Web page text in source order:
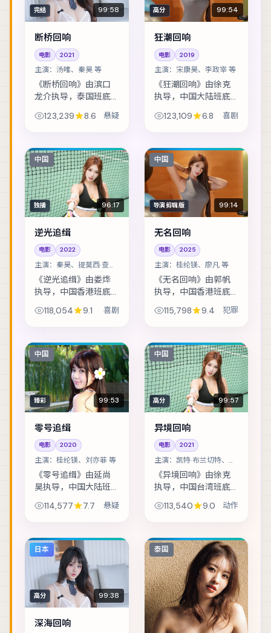
完结 99:58
断桥回响
电影 2021
主演： 汤唯、秦昊 等
《断桥回响》由滨口
龙介执导，泰国班底
疑。音乐节后台的失
包括汤唯、秦昊、赵
丽颖 等，表演层次...
123,239 8.6 悬疑
高分 99:54
狂潮回响
电影 2019
主演： 宋康昊、李政宰 等
《狂潮回响》由徐克
执导，中国大陆班底
剧。青梅竹马在成年
容。主演包括宋康
昊、李政宰、朱一龙
123,109 6.8 喜剧
中国
独播 96:17
逆光追缉
电影 2022
主演： 秦昊、提莫西·查拉
梅 等
《逆光追缉》由娄烨
执导，中国香港班底
制作，类型定位为喜
剧。太空站突发通讯
在补给耗尽前自救。
主演包括秦昊、提莫
西·查拉梅、李政宰...
118,054 9.1 喜剧
中国
导演剪辑版 99:14
无名回响
电影 2025
主演： 桂纶镁、廖凡 等
《无名回响》由郭帆
执导，中国香港班底
制作，类型定位为犯
罪。灾难预警被压下
时里做出艰难抉择。
主演包括桂纶镁、廖
凡、菅田将晖 等，...
115,798 9.4 犯罪
中国
臻彩 99:53
零号追缉
电影 2020
主演： 桂纶镁、刘亦菲 等
《零号追缉》由延尚
昊执导，中国大陆班
底制作，类型定位为
悬疑。渔村少年捡到
入走私与反走私的漩
涡。主演包括桂纶
镁、刘亦菲、刘德华 ...
114,577 7.7 悬疑
中国
高分 99:57
异境回响
电影 2021
主演： 凯特·布兰切特、易
烊千玺 等
《异境回响》由徐克
执导，中国台湾班底
制作，类型定位为动
作。灾难预警被压下
时里做出艰难抉择。
主演包括凯特·布兰切
特、易烊千玺、黄...
113,540 9.0 动作
日本
高分 99:38
深海回响
泰国